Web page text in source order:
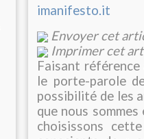
imanifesto.it
Envoyer cet
Imprimer cet
Faisant
le porte-parole
possibilité de les
que nous
choisissons